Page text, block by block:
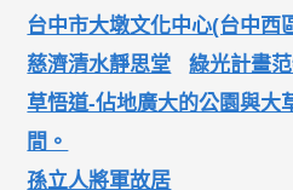
台中市大墩文化中心(台中西
慈濟清水靜思堂
綠光計畫
草悟道-佔地廣大的公園與大
間。
孫立人將軍故居